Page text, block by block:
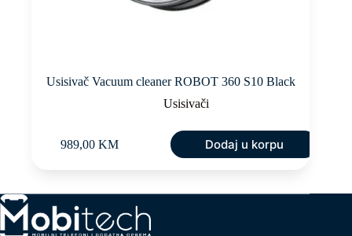
Usisivač Vacuum cleaner ROBOT 360 S10 Black
Usisivači
989,00 KM Dodaj u korpu